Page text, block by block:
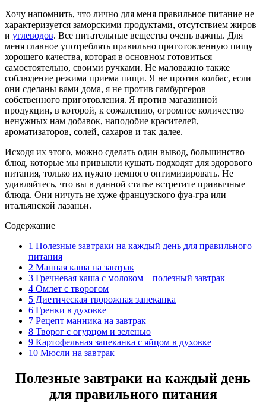
Хочу напомнить, что лично для меня правильное питание не
характеризуется заморскими продуктами, отсутствием жиров
и углеводов. Все питательные вещества очень важны. Для
меня главное употреблять правильно приготовленную пищу
хорошего качества, которая в основном готовиться
самостоятельно, своими ручками. Не маловажно также
соблюдение режима приема пищи. Я не против колбас, если
они сделаны вами дома, я не против гамбургеров
собственного приготовления. Я против магазинной
продукции, в которой, к сожалению, огромное количество
ненужных нам добавок, наподобие красителей,
ароматизаторов, солей, сахаров и так далее.
Исходя их этого, можно сделать один вывод, большинство
блюд, которые мы привыкли кушать подходят для здорового
питания, только их нужно немного оптимизировать. Не
удивляйтесь, что вы в данной статье встретите привычные
блюда. Они ничуть не хуже французского фуа-гра или
итальянской лазаньи.
Содержание
1 Полезные завтраки на каждый день для правильного
питания
2 Манная каша на завтрак
3 Гречневая каша с молоком – полезный завтрак
4 Омлет с творогом
5 Диетическая творожная запеканка
6 Гренки в духовке
7 Рецепт манника на завтрак
8 Творог с огурцом и зеленью
9 Картофельная запеканка с яйцом в духовке
10 Мюсли на завтрак
Полезные завтраки на каждый день
для правильного питания